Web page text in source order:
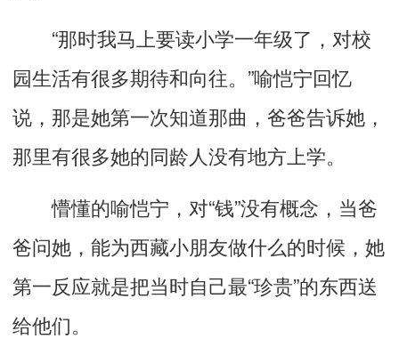
“那时我马上要读小学一年级了，对校
园生活有很多期待和向往。”喻恺宁回忆
说，那是她第一次知道那曲，爸爸告诉她，
那里有很多她的同龄人没有地方上学。
懵懂的喻恺宁，对“钱”没有概念，当爸
爸问她，能为西藏小朋友做什么的时候，她
第一反应就是把当时自己最“珍贵”的东西送
给他们。